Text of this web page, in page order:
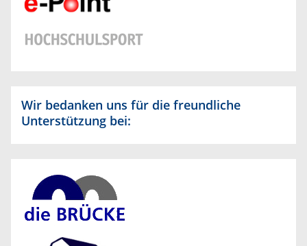
Wir bedanken uns für die freundliche
Unterstützung bei: